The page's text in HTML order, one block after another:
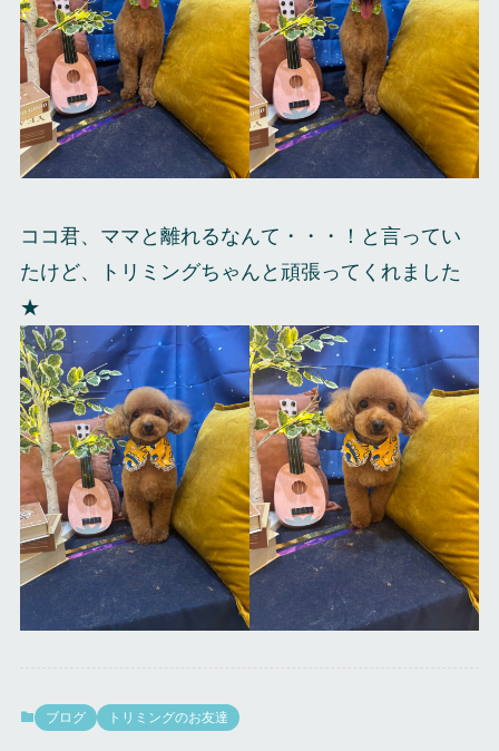
ココ君、ママと離れるなんて・・・！と言ってい
たけど、トリミングちゃんと頑張ってくれました
★
ブログ トリミングのお友達